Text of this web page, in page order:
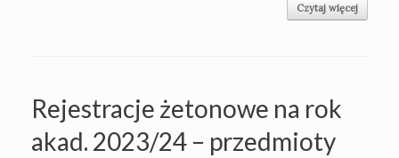
Czytaj więcej
Rejestracje żetonowe na rok
akad. 2023/24 – przedmioty